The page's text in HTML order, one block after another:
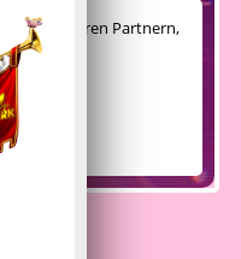
es unseren Partnern,